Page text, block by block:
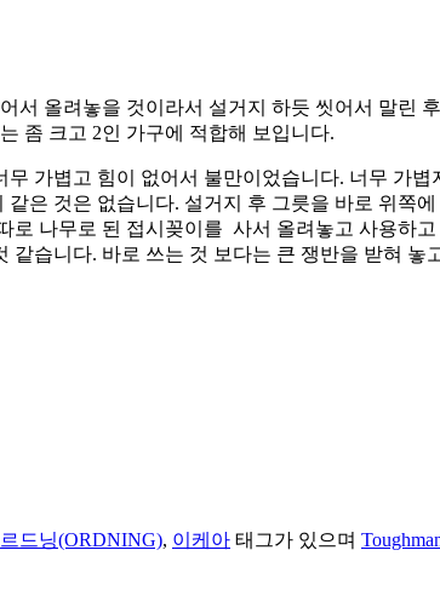
서 올려놓을 것이라서 설거지 하듯 씻어서 말린
좀 크고 2인 가구에 적합해 보입니다.
가볍고 힘이 없어서 불만이었습니다. 너무 가
은 것은 없습니다. 설거지 후 그릇을 바로 위쪽
로 나무로 된 접시꽂이를 사서 올려놓고 사용하
습니다. 바로 쓰는 것 보다는 큰 쟁반을 받혀
드닝(ORDNING), 이케아 태그가 있으며